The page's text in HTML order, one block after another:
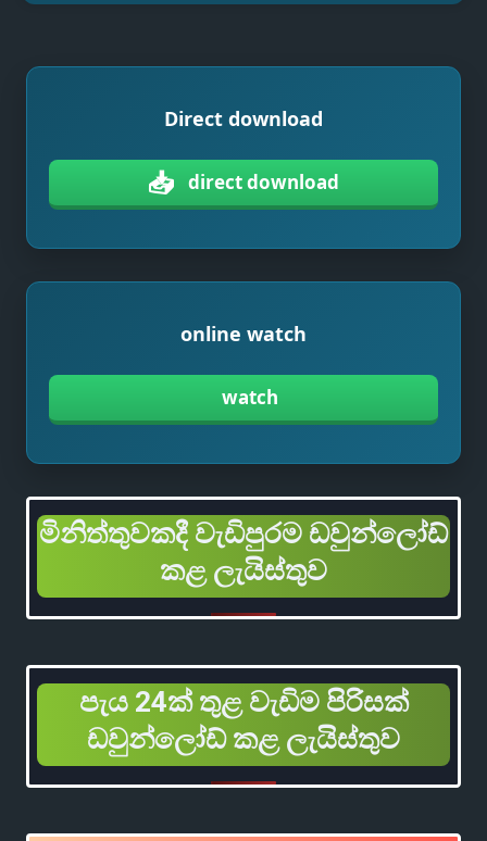
Direct download
📥 direct download
online watch
watch
මිනිත්තුවකදී වැඩිපුරම ඩවුන්ලෝඩ්
කළ ලැයිස්තුව
පැය 24ක් තුළ වැඩිම පිරිසක්
ඩවුන්ලෝඩ් කළ ලැයිස්තුව